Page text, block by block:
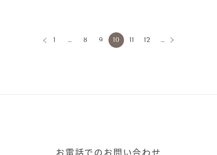
1 … 8 9 10 11 12 …
お電話でのお問い合わせ